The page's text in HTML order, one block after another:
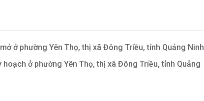
ở phường Yên Thọ, thị xã Đông Triều, tỉnh Quảng Ninh
ở phường Yên Thọ, thị xã Đông Triều, tỉnh Quảng